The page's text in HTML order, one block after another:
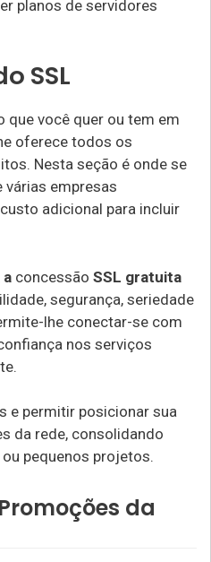
planos de servidores
SSL
que você quer ou tem em
oferece todos os
Nesta seção é onde se
várias empresas
adicional para incluir
a concessão SSL gratuita
segurança, seriedade
lhe conectar-se com
nos serviços
e permitir posicionar sua
da rede, consolidando
pequenos projetos.
da